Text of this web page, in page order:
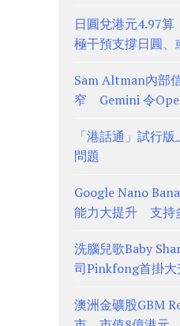
日圓兌港元4.97
極干預支撐日圓
Sam Altman內部
窄 Gemini 令
「港話通」試行
問題
Google Nano
能力大提升 支持
洗腦兒歌Baby
司Pinkfong首掛大
澳洲金礦股GBM